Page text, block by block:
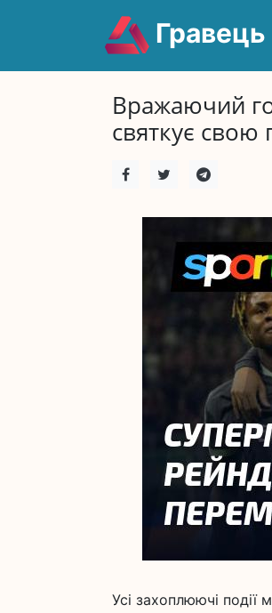
Гравець
Вражаючий
святкує свою
Усі захоплюючі події